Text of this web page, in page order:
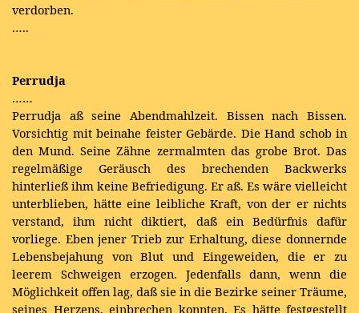
verdorben.
…..
Perrudja
……
Perrudja aß seine Abendmahlzeit. Bissen nach Bissen.
Vorsichtig mit beinahe feister Gebärde. Die Hand schob in
den Mund. Seine Zähne zermalmten das grobe Brot. Das
regelmäßige Geräusch des brechenden Backwerks
hinterließ ihm keine Befriedigung. Er aß. Es wäre vielleicht
unterblieben, hätte eine leibliche Kraft, von der er nichts
verstand, ihm nicht diktiert, daß ein Bedürfnis dafür
vorliege. Eben jener Trieb zur Erhaltung, diese donnernde
Lebensbejahung von Blut und Eingeweiden, die er zu
leerem Schweigen erzogen. Jedenfalls dann, wenn die
Möglichkeit offen lag, daß sie in die Bezirke seiner Träume,
seines Herzens, einbrechen konnten. Es hätte festgestellt